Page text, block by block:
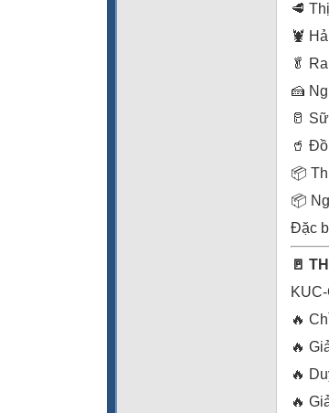
🥩
🦞
🥬
🍰
🥛
🥤
📦
📦
Đặc
🚪
🔥
🔥
🔥
🔥